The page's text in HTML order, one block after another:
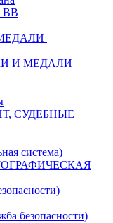
ВВ
И МЕДАЛИ
СУДЕБНЫЕ
система)
безопасности)